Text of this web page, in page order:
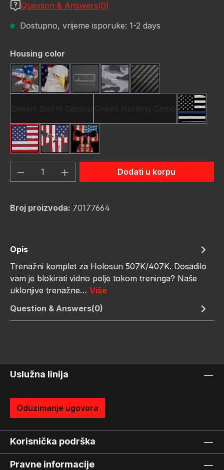
Question & Answers(0)
Dostupno, vrijeme isporuke: 1-2 days
Odaberi
Housing color
American EagleBald Eagle America
Black Camo GreyCarbon Fiber Black
Desert Storm Camou Green Hunting Camo
Thin
USA Flag New
Us Flag SkullUs Flag Skull #2
Količina proizvoda: Unesite željenu
Dodati u korpu
Broj proizvoda: 70177664
Opis
Trenažni komplet za Holosun 507K/407K. Dosadilo
vam je blokirati vidno polje tokom treninga? Naše
uklonjive trenažne… Više
Question & Answers(0)
Uslužna linija
Oduzimanje ugovora
Korisnička podrška
Pravne informacije